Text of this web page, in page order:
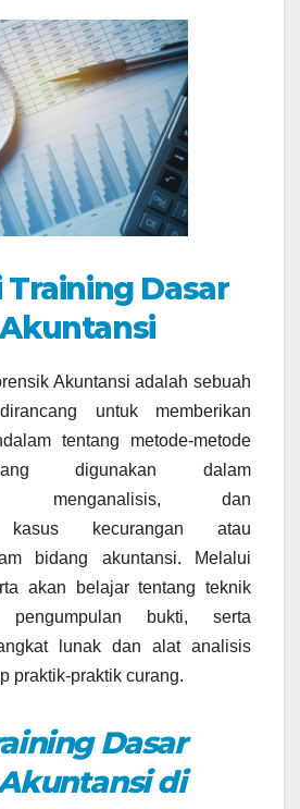
Training Dasar
Akuntansi adalah sebuah
untuk memberikan
tentang metode-metode
digunakan dalam
menganalisis, dan
kasus kecurangan atau
bidang akuntansi. Melalui
akan belajar tentang teknik
bukti, serta
lunak dan alat analisis
praktik-praktik curang.
Dasar
di